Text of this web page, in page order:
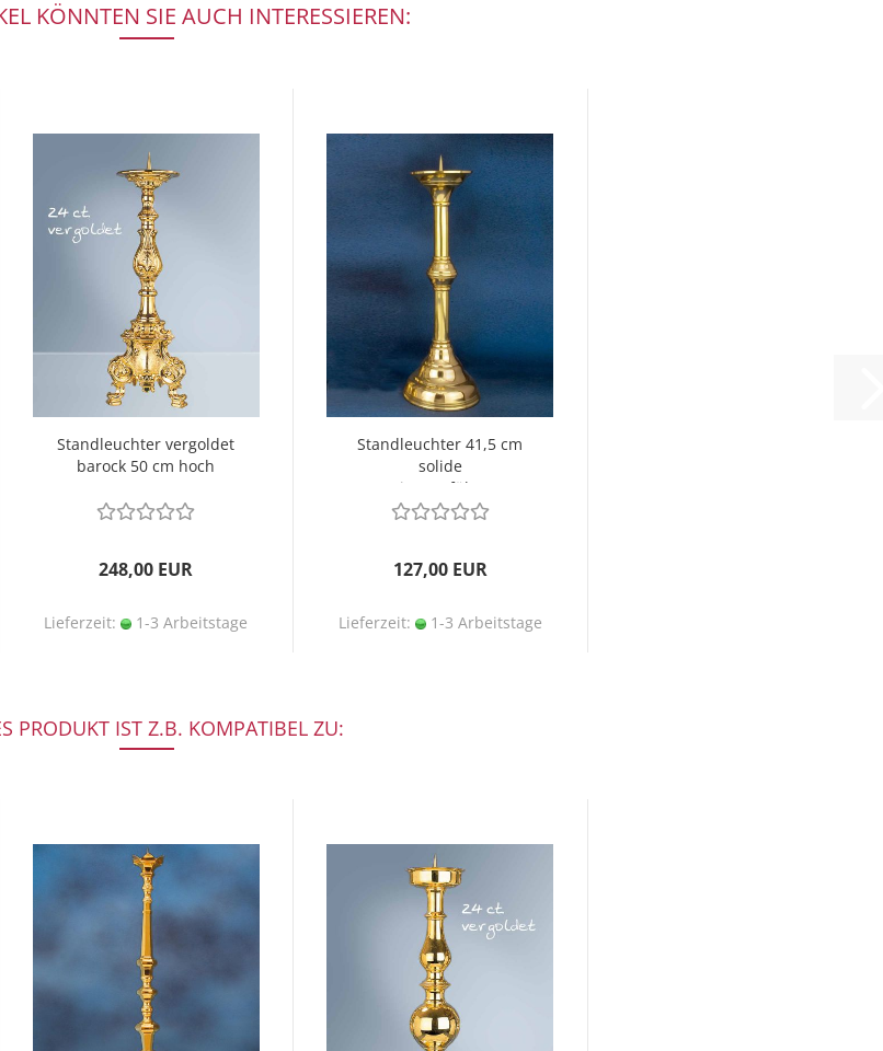
KÖNNTEN SIE AUCH INTERESSIEREN:
Standleuchter vergoldet
barock 50 cm hoch
248,00 EUR
Lieferzeit: 1-3 Arbeitstage
Standleuchter 41,5 cm
solide
Messingausführung -
Leuchterschale...
127,00 EUR
Lieferzeit: 1-3 Arbeitstage
PRODUKT IST Z.B. KOMPATIBEL ZU: